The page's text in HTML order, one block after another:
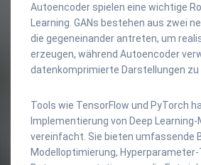
Autoencoder spielen eine wichtige
Learning. GANs bestehen aus zwei
die gegeneinander antreten, um
erzeugen, während Autoencoder
datenkomprimierte Darstellungen zu
Tools wie TensorFlow und PyTorch
Implementierung von Deep
vereinfacht. Sie bieten umfassende
Modelloptimierung, Hyperparameter-